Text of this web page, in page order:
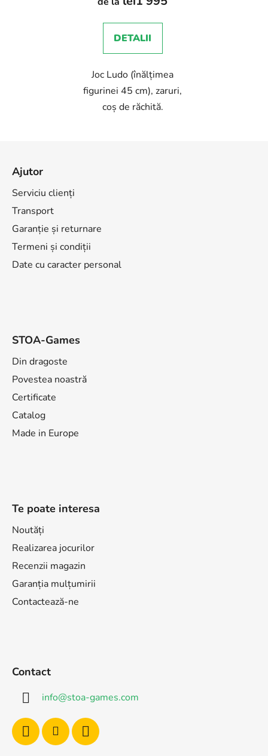
DETALII
Joc Ludo (înălțimea
figurinei 45 cm), zaruri,
coș de răchită.
Ajutor
Serviciu clienți
Transport
Garanție și returnare
Termeni și condiții
Date cu caracter personal
STOA-Games
Din dragoste
Povestea noastră
Certificate
Catalog
Made in Europe
Te poate interesa
Noutăți
Realizarea jocurilor
Recenzii magazin
Garanția mulțumirii
Contactează-ne
Contact
info@stoa-games.com